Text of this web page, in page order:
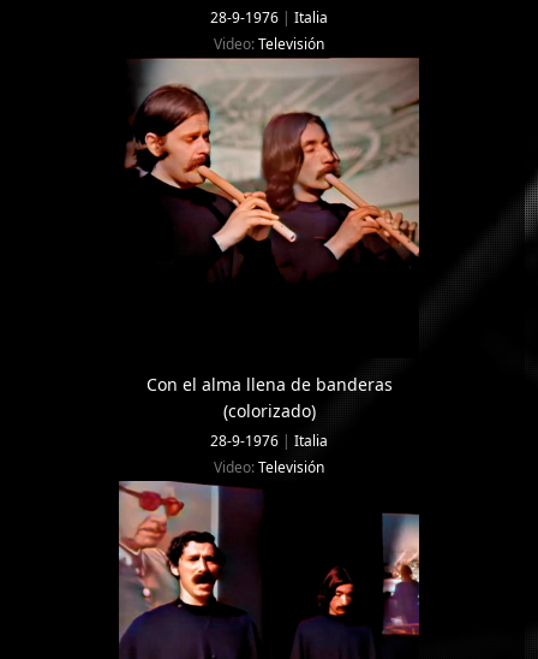
28-9-1976 | Italia
Video:Televisión
Con el alma llena de banderas
(colorizado)
28-9-1976 | Italia
Video:Televisión